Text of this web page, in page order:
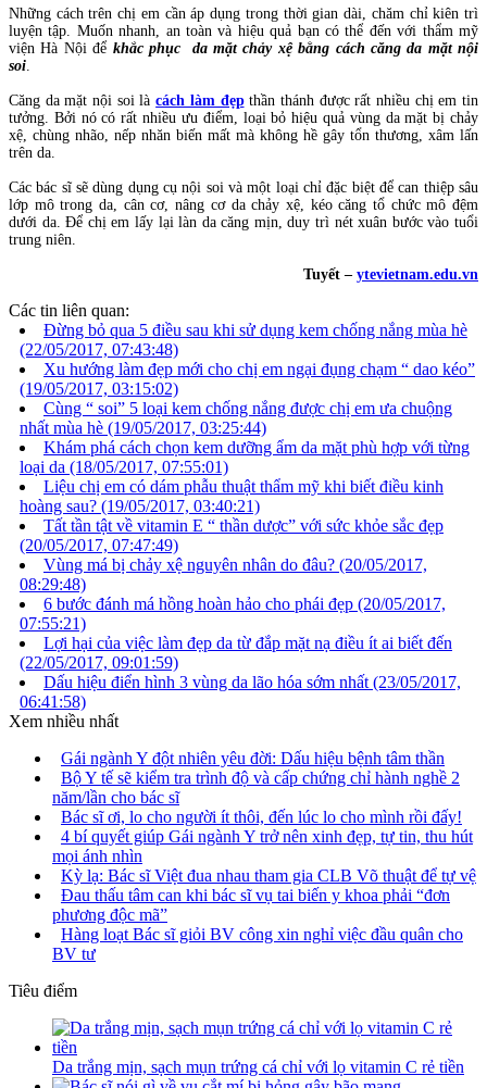
Những cách trên chị em cần áp dụng trong thời gian dài, chăm chỉ kiên trì
luyện tập. Muốn nhanh, an toàn và hiệu quả bạn có thể đến với thẩm mỹ
viện Hà Nội để khắc phục da mặt chảy xệ bằng cách căng da mặt nội
soi
Căng da mặt nội soi làcách làm đẹp thần thánh được rất nhiều chị em tin
tưởng. Bởi nó có rất nhiều ưu điểm, loại bỏ hiệu quả vùng da mặt bị chảy
xệ, chùng nhão, nếp nhăn biến mất mà không hề gây tổn thương, xâm lấn
trên da.
Các bác sĩ sẽ dùng dụng cụ nội soi và một loại chỉ đặc biệt để can thiệp sâu
lớp mô trong da, cân cơ, nâng cơ da chảy xệ, kéo căng tổ chức mô đệm
dưới da. Để chị em lấy lại làn da căng mịn, duy trì nét xuân bước vào tuổi
trung niên.
Tuyết – ytevietnam.edu.vn
Các tin liên quan:
Đừng bỏ qua 5 điều sau khi sử dụng kem chống nắng mùa hè
(22/05/2017, 07:43:48)
Xu hướng làm đẹp mới cho chị em ngại đụng chạm “ dao kéo”
(19/05/2017, 03:15:02)
Cùng “ soi” 5 loại kem chống nắng được chị em ưa chuộng
nhất mùa hè (19/05/2017, 03:25:44)
Khám phá cách chọn kem dưỡng ẩm da mặt phù hợp với từng
loại da (18/05/2017, 07:55:01)
Liệu chị em có dám phẫu thuật thẩm mỹ khi biết điều kinh
hoàng sau? (19/05/2017, 03:40:21)
Tất tần tật về vitamin E “ thần dược” với sức khỏe sắc đẹp
(20/05/2017, 07:47:49)
Vùng má bị chảy xệ nguyên nhân do đâu? (20/05/2017,
08:29:48)
6 bước đánh má hồng hoàn hảo cho phái đẹp (20/05/2017,
07:55:21)
Lợi hại của việc làm đẹp da từ đắp mặt nạ điều ít ai biết đến
(22/05/2017, 09:01:59)
Dấu hiệu điển hình 3 vùng da lão hóa sớm nhất (23/05/2017,
06:41:58)
Xem nhiều nhất
Gái ngành Y đột nhiên yêu đời: Dấu hiệu bệnh tâm thần
Bộ Y tế sẽ kiểm tra trình độ và cấp chứng chỉ hành nghề 2
năm/lần cho bác sĩ
Bác sĩ ơi, lo cho người ít thôi, đến lúc lo cho mình rồi đấy!
4 bí quyết giúp Gái ngành Y trở nên xinh đẹp, tự tin, thu hút
mọi ánh nhìn
Kỳ lạ: Bác sĩ Việt đua nhau tham gia CLB Võ thuật để tự vệ
Đau thấu tâm can khi bác sĩ vụ tai biến y khoa phải “đơn
phương độc mã”
Hàng loạt Bác sĩ giỏi BV công xin nghỉ việc đầu quân cho
BV tư
Tiêu điểm
Da trắng mịn, sạch mụn trứng cá chỉ với lọ vitamin C rẻ tiền